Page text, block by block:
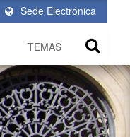
Sede Electrónica
TEMAS